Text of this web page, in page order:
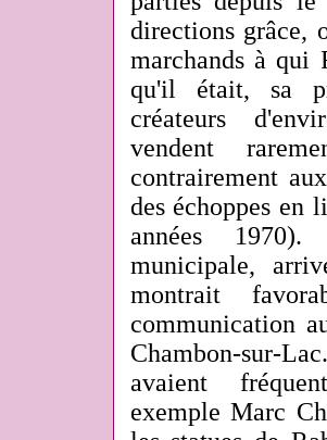
directions grâce,
marchands à qui
qu'il était, sa
créateurs
vendent
contrairement
des échoppes en
années
municipale,
montrait
communication
Chambon-sur-
avaient
exempleMarc